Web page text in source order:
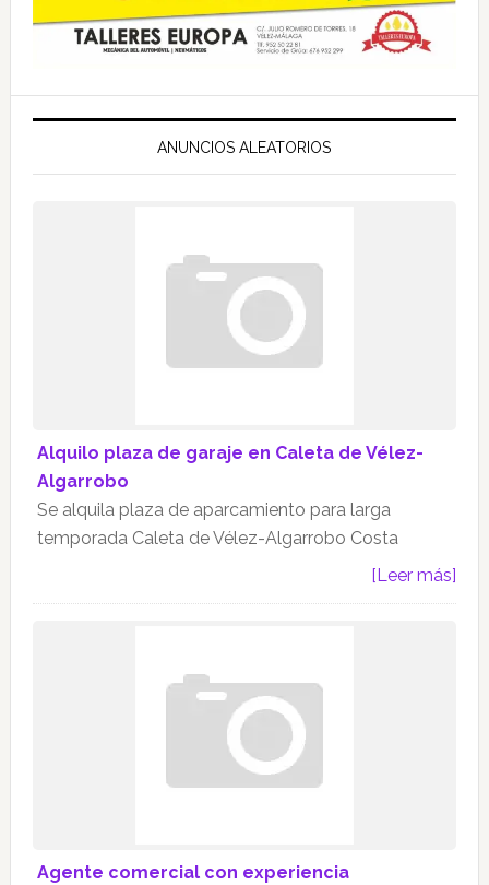
ANUNCIOS ALEATORIOS
Alquilo plaza de garaje en Caleta de Vélez-
Algarrobo
Se alquila plaza de aparcamiento para larga
temporada Caleta de Vélez-Algarrobo Costa
[Leer más]
Agente comercial con experiencia